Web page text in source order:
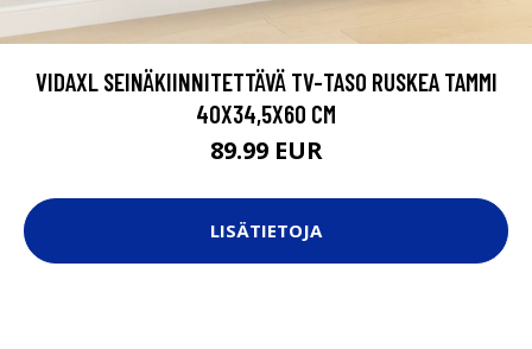
VIDAXL SEINÄKIINNITETTÄVÄ TV-TASO RUSKEA TAMMI
40X34,5X60 CM
89.99 EUR
LISÄTIETOJA